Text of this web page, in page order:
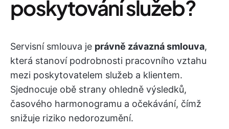
poskytování služeb?
Servisní smlouva je právně závazná smlouva,
která stanoví podrobnosti pracovního vztahu
mezi poskytovatelem služeb a klientem.
Sjednocuje obě strany ohledně výsledků,
časového harmonogramu a očekávání, čímž
snižuje riziko nedorozumění.